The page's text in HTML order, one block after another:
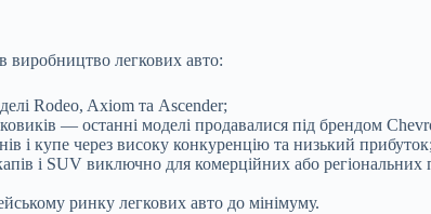
легкових авто:
Rodeo, Axiom та Ascender;
— останні моделі продавалися під брендом
і купе через високу конкуренцію та низький прибуток;
і SUV виключно для комерційних або
ринку легкових авто до мінімуму.